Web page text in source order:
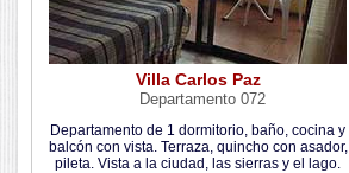
Villa Carlos Paz
Departamento 072
Departamento de 1 dormitorio, baño, cocina y
balcón con vista. Terraza, quincho con asador,
pileta. Vista a la ciudad, las sierras y el lago.